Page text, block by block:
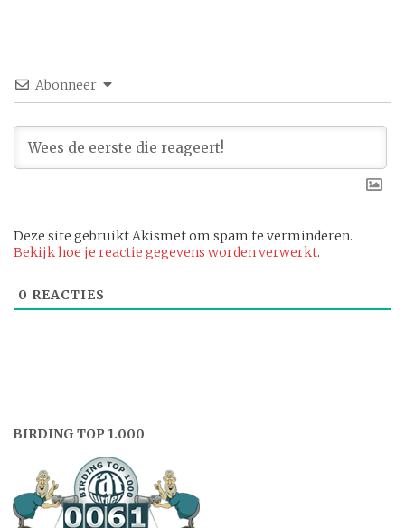
Abonneer
Deze site gebruikt Akismet om spam te verminderen.
Bekijk hoe je reactie gegevens worden verwerkt.
0 REACTIES
BIRDING TOP 1.000